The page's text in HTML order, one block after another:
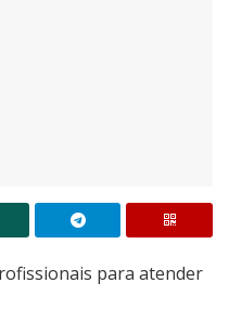
para atender